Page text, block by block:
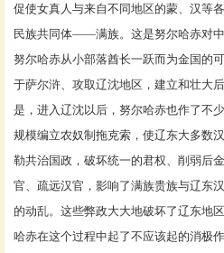
促使女真人与来自不同地区的蒙、汉等
民族共同体——满族。这是努尔哈赤对中
努尔哈赤从小部落酋长一跃而为金国的
于萨尔浒、攻取辽沈地区，建立和壮大
是，进入辽沈以后，努尔哈赤也作了不
规模编立农奴制拖克索，使辽东大多数
勒共治国政，破坏统一的君权、削弱后
官、疏远汉官，影响了满族贵族与辽东
的动乱。这些弊政大大地破坏了辽东地
哈赤在这个过程中起了不应该起的消极